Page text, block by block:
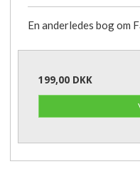
En anderledes bog om
199,00 DKK